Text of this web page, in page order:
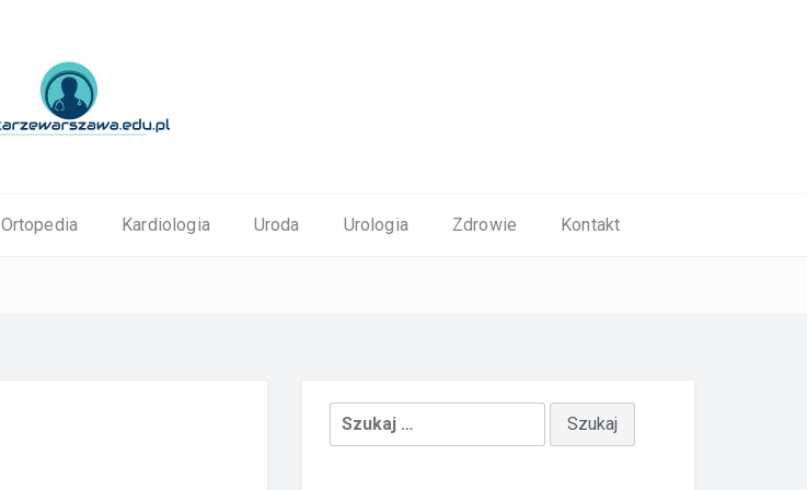
Ortopedia Kardiologia Uroda Urologia Zdrowie Kontakt
Szukaj: